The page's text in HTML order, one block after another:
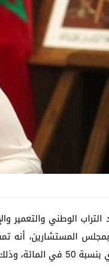
التراب الوطني والتعمير
تأهيل المدن العتيقة.